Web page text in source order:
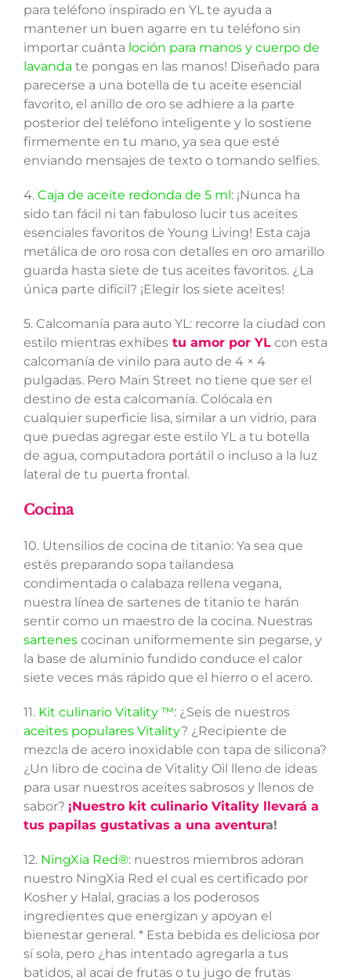
para teléfono inspirado en YL te ayuda a
mantener un buen agarre en tu teléfono sin
importar cuánta loción para manos y cuerpo de
lavanda te pongas en las manos! Diseñado para
parecerse a una botella de tu aceite esencial
favorito, el anillo de oro se adhiere a la parte
posterior del teléfono inteligente y lo sostiene
firmemente en tu mano, ya sea que esté
enviando mensajes de texto o tomando selfies.
4. Caja de aceite redonda de 5 ml : ¡Nunca ha
sido tan fácil ni tan fabuloso lucir tus aceites
esenciales favoritos de Young Living! Esta caja
metálica de oro rosa con detalles en oro amarillo
guarda hasta siete de tus aceites favoritos. ¿La
única parte difícil? ¡Elegir los siete aceites!
5. Calcomanía para auto YL: recorre la ciudad con
estilo mientras exhibestu amor por YLcon esta
calcomanía de vinilo para auto de 4 × 4
pulgadas. Pero Main Street no tiene que ser el
destino de esta calcomanía. Colócala en
cualquier superficie lisa, similar a un vidrio, para
que puedas agregar este estilo YL a tu botella
de agua, computadora portátil o incluso a la luz
lateral de tu puerta frontal.
Cocina
10. Utensilios de cocina de titanio: Ya sea que
estés preparando sopa tailandesa
condimentada o calabaza rellena vegana,
nuestra línea de sartenes de titanio te harán
sentir como un maestro de la cocina. Nuestras
sartenescocinan uniformemente sin pegarse, y
la base de aluminio fundido conduce el calor
siete veces más rápido que el hierro o el acero.
11. Kit culinario Vitality ™: ¿Seis de nuestros
aceites populares Vitality? ¿Recipiente de
mezcla de acero inoxidable con tapa de silicona?
¿Un libro de cocina de Vitality Oil lleno de ideas
para usar nuestros aceites sabrosos y llenos de
sabor? ¡Nuestro kit culinario Vitality llevará a
tus papilas gustativas a una aventura!
12. NingXia Red®: nuestros miembros adoran
nuestro NingXia Red el cual es certificado por
Kosher y Halal, gracias a los poderosos
ingredientes que energizan y apoyan el
bienestar general. * Esta bebida es deliciosa por
sí sola, pero ¿has intentado agregarla a tus
batidos, al acai de frutas o tu jugo de frutas